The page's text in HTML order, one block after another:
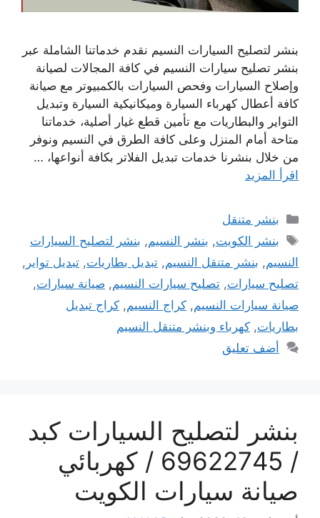
بنشر لتصليح السيارات النسيم نقدم خدماتنا الشاملة عبر
بنشر تصليح سيارات النسيم في كافة المجالات لصيانة
وإصلاح السيارات وفحص السيارات بالكمبيوتر مع صيانة
كافة أعطال كهرباء السيارة وميكانيكية السيارة وتبديل
التواير والبطاريات مع تأمين قطع غيار أصلية، خدماتنا
متاحة أمام المنزل وعلى كافة الطرق في النسيم ونوفر
من خلال بنشرنا خدمات تبديل الفلاتر بكافة أنواعها، …
اقرأ المزيد
التصنيفات
بنشر متنقل
الوسوم
بنشر الكويت, بنشر النسيم, بنشر لتصليح السيارات
النسيم, بنشر متنقل النسيم, تبديل بطاريات, تبديل تواير ,
تصليح سيارات, تصليح سيارات النسيم, صيانة سيارات,
صيانة سيارات النسيم, كراج النسيم, كراج تبديل
بطاريات, كهرباء وبنشر متنقل النسيم
أضف تعليق
بنشر لتصليح السيارات كبد
/ 69622745 / كهربائي
صيانة سيارات الكويت